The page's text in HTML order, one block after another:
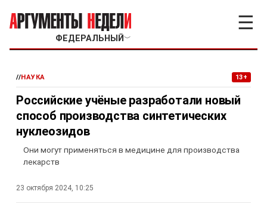
ФЕДЕРАЛЬНЫЙ ﹀
☰
//НАУКА 13+
Российские учёные разработали новый
способ производства синтетических
нуклеозидов
Они могут применяться в медицине для производства
лекарств
23 октября 2024, 10:25